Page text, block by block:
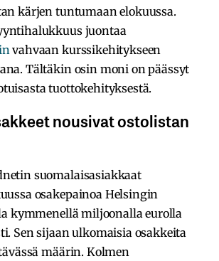
kärjen tuntumaan elokuussa.
juontaa
vahvaan kurssikehitykseen
Tältäkin osin moni on päässyt
tuottokehityksestä.
nousivat ostolistan
suomalaisasiakkaat
osakepainoa Helsingin
kymmenellä miljoonalla eurolla
Sen sijaan ulkomaisia osakkeita
määrin. Kolmen